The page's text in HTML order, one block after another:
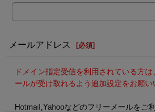
メールアドレス [必須]
ドメイン指定受信を利用されている方
ールが受け取れるよう追加設定をお願い
Hotmail,Yahooなどのフリーメールをご